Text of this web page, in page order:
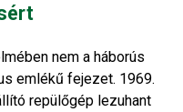
nem a háborús
emlékű fejezet. 1969.
repülőgép lezuhant